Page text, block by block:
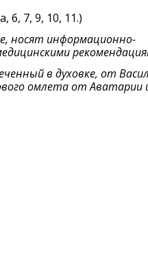
6, 7, 9, 10, 11.)
носят информационно-
в духовке, от
омлета от Аватарии